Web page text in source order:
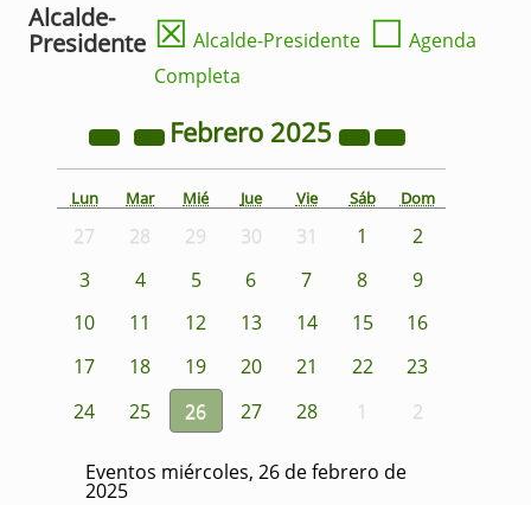
Alcalde-
Presidente ☒ Alcalde-Presidente ☐ Agenda
Completa
Febrero 2025
Lun Mar Mié Jue Vie Sáb Dom
27 28 29 30 31 1
2
3
4 5 6 7 8
9
10
11 12 13 14 15
16
17
18 19 20 21 22
23
24
25 26 27 28 1 2
Eventos miércoles, 26 de febrero de
2025